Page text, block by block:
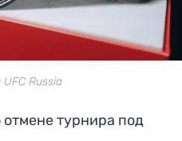
Russia
отмене турнира под